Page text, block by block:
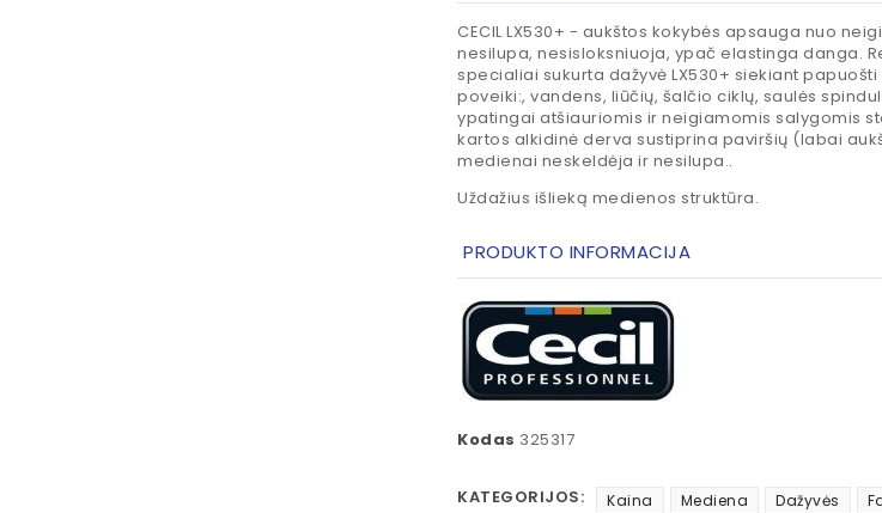
CECIL LX530+ - aukštos kokybės apsauga nuo
nesilupa, nesisloksniuoja, ypač elastinga danga.
specialiai sukurta dažyvė LX530+ siekiant
poveiki:, vandens, liūčių, šalčio ciklų, saulės
ypatingai atšiauriomis ir neigiamomis salygomis
kartos alkidinė derva sustiprina paviršių (labai
medienai neskeldėja ir nesilupa..
Uždažius išlieką medienos struktūra.
PRODUKTO INFORMACIJA
Kodas 325317
KATEGORIJOS: Kaina Mediena Dažyvės